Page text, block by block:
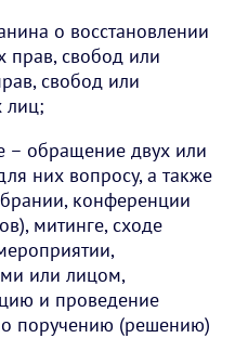
о восстановлении
прав, свобод или
свобод или
лиц;
– обращение двух или
них вопросу, а также
конференции
митинге, сходе
или лицом,
и проведение
поручению (решению)